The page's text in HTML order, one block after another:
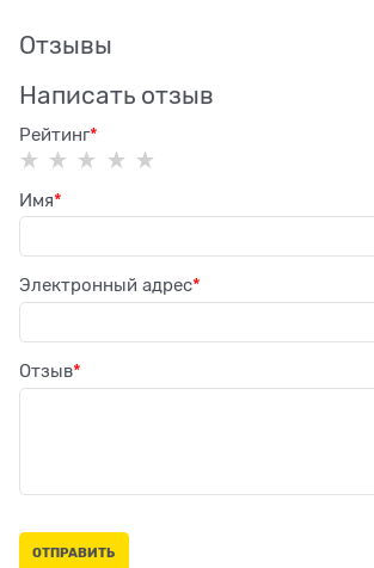
Отзывы
Написать отзыв
Рейтинг
Имя
Электронный адрес
Отзыв